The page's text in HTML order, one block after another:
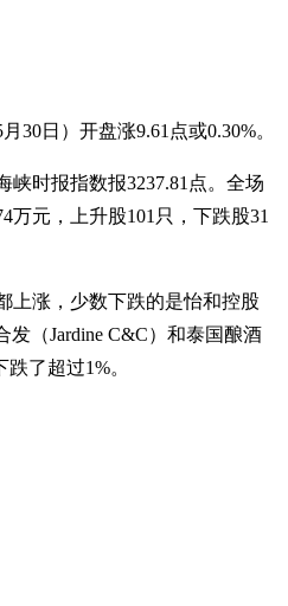
30日）开盘涨9.61点或0.30%。
峡时报指数报3237.81点。全场
万元，上升股101只，下跌股31
上涨，少数下跌的是怡和控股
发（Jardine C&C）和泰国酿酒
跌了超过1%。